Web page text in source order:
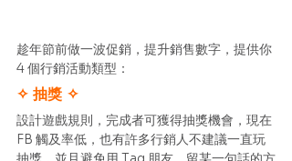
趁年節前做一波促銷，提升銷售數字，提供你
4 個行銷活動類型：
✧ 抽獎 ✧
設計遊戲規則，完成者可獲得抽獎機會，現在
FB 觸及率低，也有許多行銷人不建議一直玩